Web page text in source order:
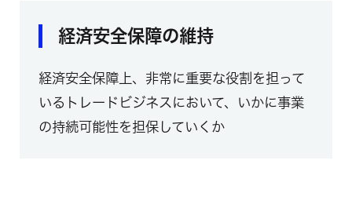
経済安全保障の維持
経済安全保障上、非常に重要な役割を担って
いるトレードビジネスにおいて、いかに事業
の持続可能性を担保していくか